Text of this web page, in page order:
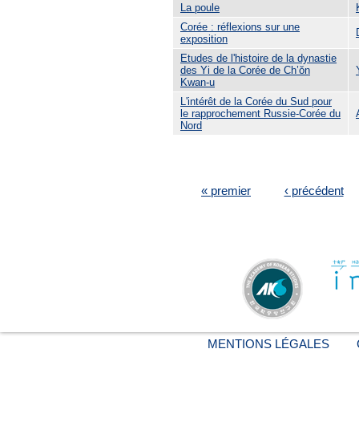
La poule
Corée : réflexions sur une
exposition
Etudes de l'histoire de la dynastie
des Yi de la Corée de Ch’ŏn
Kwan-u
L'intérêt de la Corée du Sud pour
le rapprochement Russie-Corée du
Nord
« premier ‹ précédent
MENTIONS LÉGALES